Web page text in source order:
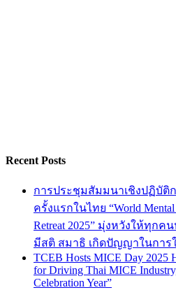
Recent Posts
การประชุมสัมมนาเชิงปฏิบัติ
ครั้งแรกในไทย “World Mental
Retreat 2025” มุ่งหวังให้ทุก
มีสติ สมาธิ เกิดปัญญาในการ
TCEB Hosts MICE Day 2025
for Driving Thai MICE
Celebration Year”